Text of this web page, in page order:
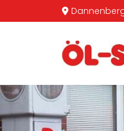
Zum Inhalt springen
